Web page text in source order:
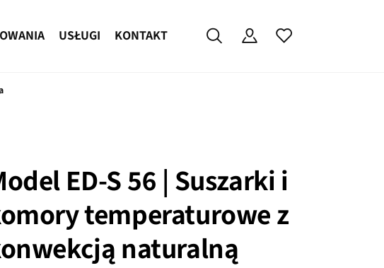
USŁUGI KONTAKT
ED-S 56 | Suszarki i
temperaturowe z
naturalną